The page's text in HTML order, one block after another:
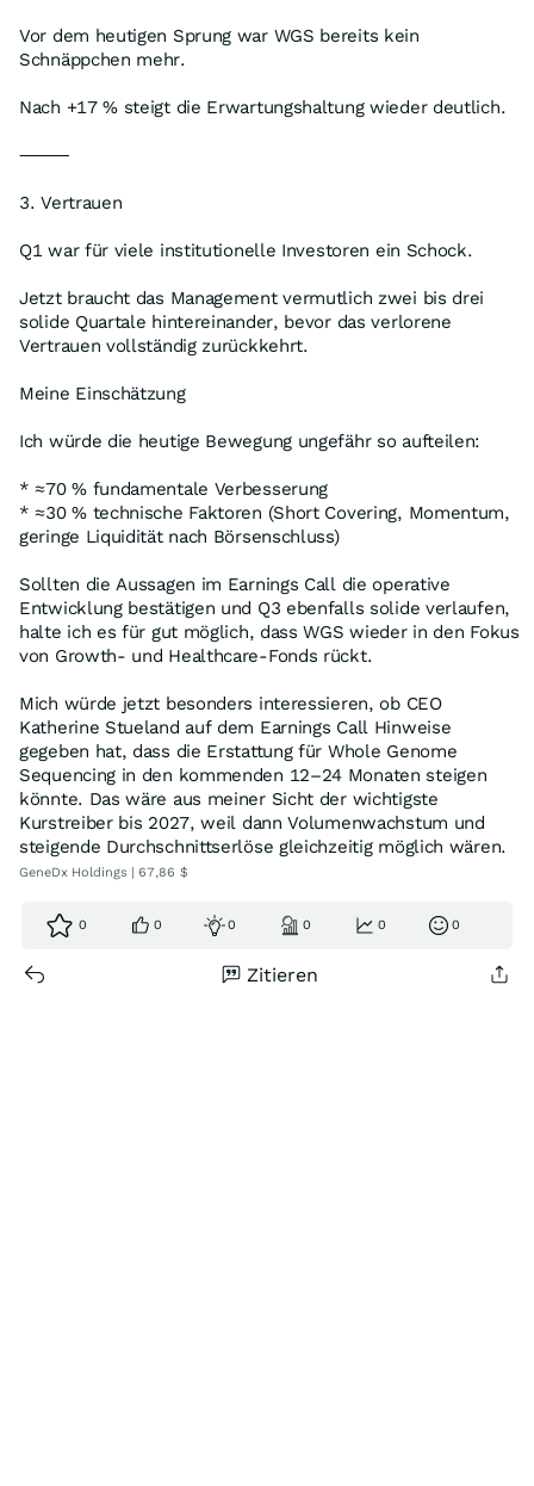
Vor dem heutigen Sprung war WGS bereits kein
Schnäppchen mehr.
Nach +17 % steigt die Erwartungshaltung wieder deutlich.
⸻
3. Vertrauen
Q1 war für viele institutionelle Investoren ein Schock.
Jetzt braucht das Management vermutlich zwei bis drei
solide Quartale hintereinander, bevor das verlorene
Vertrauen vollständig zurückkehrt.
Meine Einschätzung
Ich würde die heutige Bewegung ungefähr so aufteilen:
* ≈70 % fundamentale Verbesserung
* ≈30 % technische Faktoren (Short Covering, Momentum,
geringe Liquidität nach Börsenschluss)
Sollten die Aussagen im Earnings Call die operative
Entwicklung bestätigen und Q3 ebenfalls solide verlaufen,
halte ich es für gut möglich, dass WGS wieder in den Fokus
von Growth- und Healthcare-Fonds rückt.
Mich würde jetzt besonders interessieren, ob CEO
Katherine Stueland auf dem Earnings Call Hinweise
gegeben hat, dass die Erstattung für Whole Genome
Sequencing in den kommenden 12–24 Monaten steigen
könnte. Das wäre aus meiner Sicht der wichtigste
Kurstreiber bis 2027, weil dann Volumenwachstum und
steigende Durchschnittserlöse gleichzeitig möglich wären.
GeneDx Holdings | 67,86 $
0 0 0 0 0 0
Zitieren